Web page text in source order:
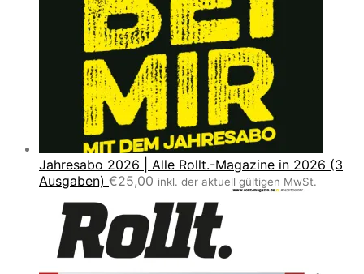
Jahresabo 2026 | Alle Rollt.-Magazine in 2026 (3
Ausgaben) €25,00 inkl. der aktuell gültigen MwSt.